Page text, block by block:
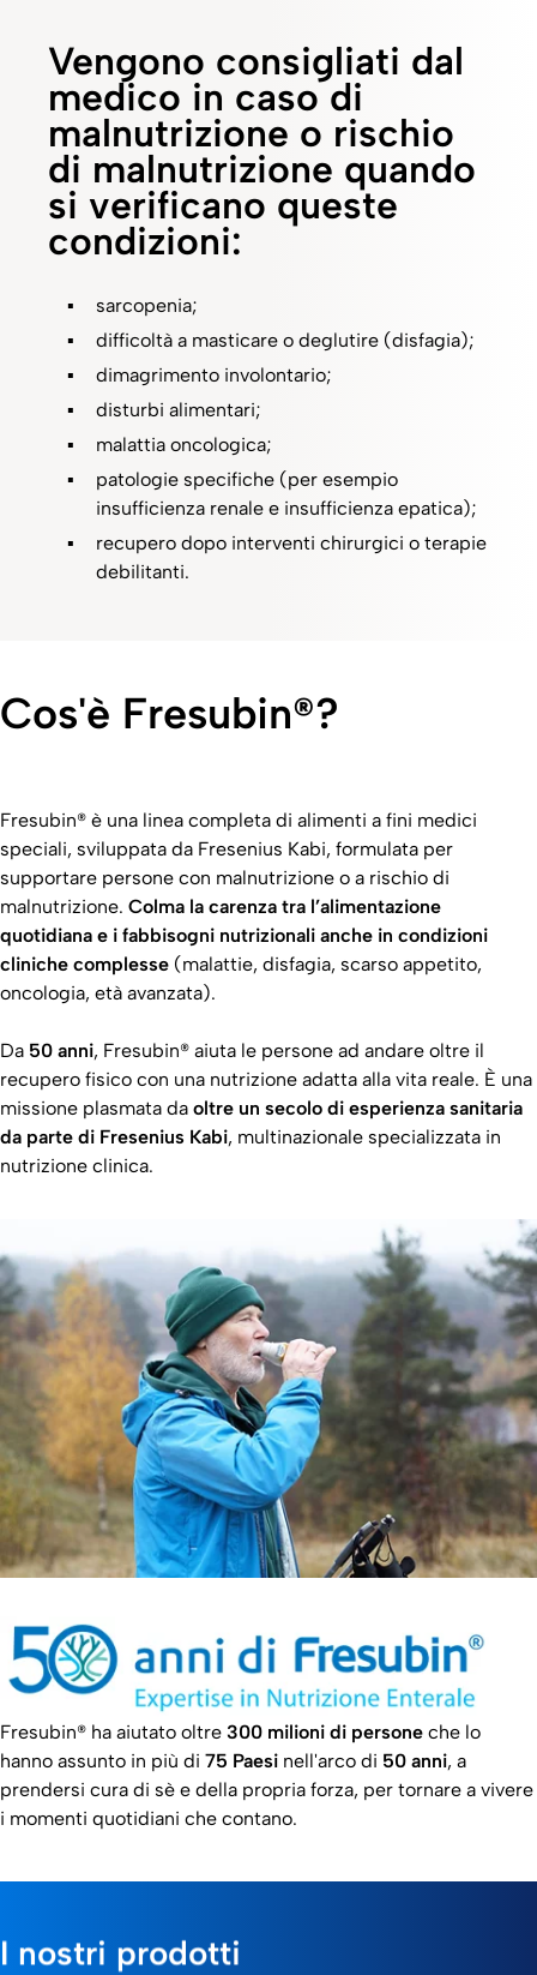
Vengono consigliati dal
medico in caso di
malnutrizione o rischio
di malnutrizione quando
si verificano queste
condizioni:
sarcopenia;
difficoltà a masticare o deglutire (disfagia)​;
dimagrimento involontario;
disturbi alimentari;​
malattia oncologica;​
patologie specifiche (per esempio
insufficienza renale e insufficienza epatica)​;
recupero dopo interventi chirurgici o terapie
debilitanti.​
Cos'è Fresubin®?
Fresubin® è una linea completa di alimenti a fini medici
speciali, sviluppata da Fresenius Kabi, formulata per
supportare persone con malnutrizione o a rischio di
malnutrizione. Colma la carenza tra l’alimentazione
quotidiana e i fabbisogni nutrizionali anche in condizioni
cliniche complesse (malattie, disfagia, scarso appetito,
oncologia, età avanzata).​
Da 50 anni, Fresubin® aiuta le persone ad andare oltre il
recupero fisico con una nutrizione adatta alla vita reale. È una
missione plasmata da oltre un secolo di esperienza sanitaria
da parte di Fresenius Kabi, multinazionale specializzata in
nutrizione clinica.​
Fresubin® ha aiutato oltre 300 milioni di persone che lo
hanno assunto in più di 75 Paesi nell'arco di 50 anni, a
prendersi cura di sè e della propria forza, per tornare a vivere
i momenti quotidiani che contano.
I nostri prodotti